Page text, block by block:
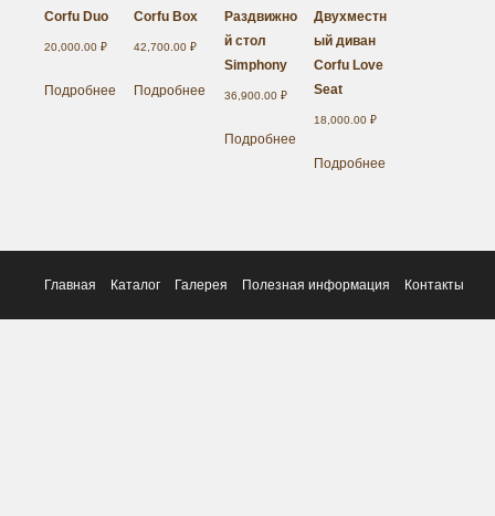
Corfu Duo
20,000.00 ₽
Подробнее
Corfu Box
42,700.00₽
Подробнее
Раздвижно
й стол
Simphony
36,900.00 ₽
Подробнее
Двухместн
ый диван
Corfu Love
Seat
18,000.00 ₽
Подробнее
Главная Каталог Галерея Полезная информация Контакты